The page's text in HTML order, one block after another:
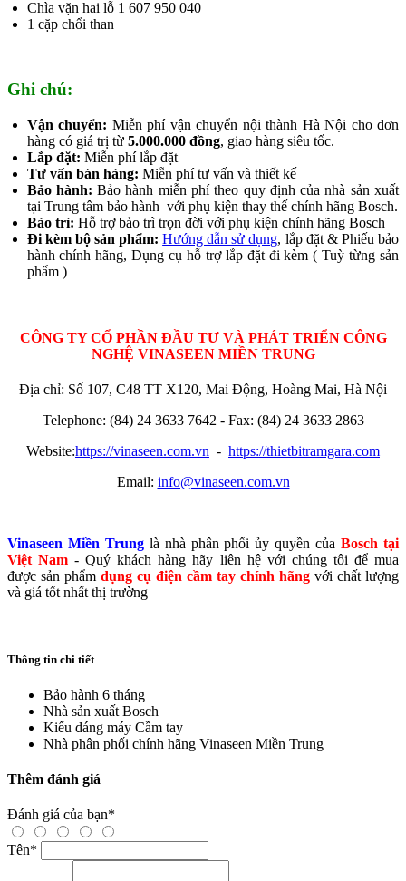
Chìa vặn hai lỗ 1 607 950 040
1 cặp chổi than
Ghi chú:
Vận chuyển: Miễn phí vận chuyển nội thành Hà Nội cho đơn
hàng có giá trị từ 5.000.000 đồng, giao hàng siêu tốc.
Lắp đặt: Miễn phí lắp đặt
Tư vấn bán hàng: Miễn phí tư vấn và thiết kế
Bảo hành: Bảo hành miễn phí theo quy định của nhà sản xuất
tại Trung tâm bảo hành với phụ kiện thay thế chính hãng Bosch.
Bảo trì: Hỗ trợ bảo trì trọn đời với phụ kiện chính hãng Bosch
Đi kèm bộ sản phẩm: Hướng dẫn sử dụng, lắp đặt & Phiếu bảo
hành chính hãng, Dụng cụ hỗ trợ lắp đặt đi kèm ( Tuỳ từng sản
phẩm )
CÔNG TY CỔ PHẦN ĐẦU TƯ VÀ PHÁT TRIỂN CÔNG
NGHỆ VINASEEN MIỀN TRUNG
Địa chỉ: Số 107, C48 TT X120, Mai Động, Hoàng Mai, Hà Nội
Telephone: (84) 24 3633 7642 - Fax: (84) 24 3633 2863
Website:https://vinaseen.com.vn - https://thietbitramgara.com
Email: info@vinaseen.com.vn
Vinaseen Miền Trunglà nhà phân phối ủy quyền củaBosch tại
Việt Nam - Quý khách hàng hãy liên hệ với chúng tôi để mua
được sản phẩm dụng cụ điện cầm tay chính hãng với chất lượng
và giá tốt nhất thị trường
Thông tin chi tiết
Bảo hành 6 tháng
Nhà sản xuất Bosch
Kiếu dáng máy Cầm tay
Nhà phân phối chính hãng Vinaseen Miền Trung
Thêm đánh giá
Đánh giá của bạn*
Tên*